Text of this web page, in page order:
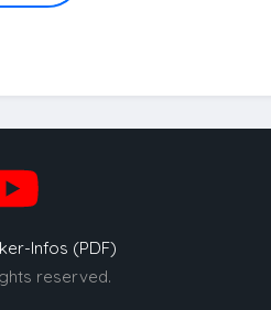
Infos (PDF)
reserved.